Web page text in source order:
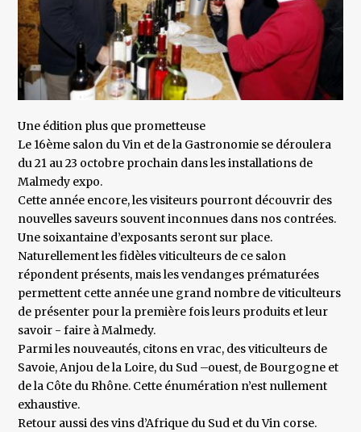
Une édition plus que prometteuse
Le 16ème salon du Vin et de la Gastronomie se déroulera
du 21 au 23 octobre prochain dans les installations de
Malmedy expo.
Cette année encore, les visiteurs pourront découvrir des
nouvelles saveurs souvent inconnues dans nos contrées.
Une soixantaine d’exposants seront sur place.
Naturellement les fidèles viticulteurs de ce salon
répondent présents, mais les vendanges prématurées
permettent cette année une grand nombre de viticulteurs
de présenter pour la première fois leurs produits et leur
savoir - faire à Malmedy.
Parmi les nouveautés, citons en vrac, des viticulteurs de
Savoie, Anjou de la Loire, du Sud –ouest, de Bourgogne et
de la Côte du Rhône. Cette énumération n’est nullement
exhaustive.
Retour aussi des vins d’Afrique du Sud et du Vin corse.